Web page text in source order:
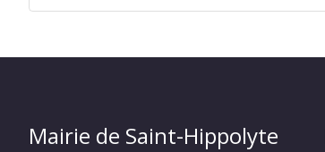
HIPPOLYTE
Mairie de Saint-Hippolyte